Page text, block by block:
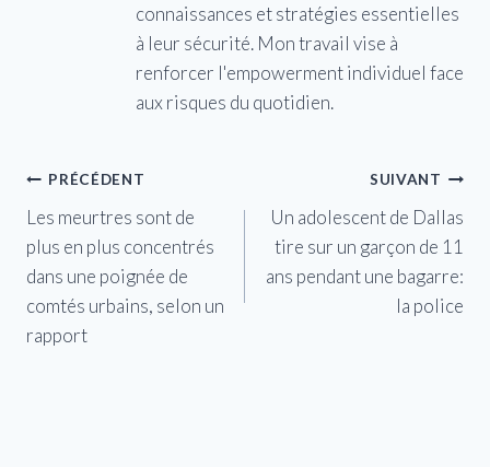
connaissances et stratégies essentielles
à leur sécurité. Mon travail vise à
renforcer l'empowerment individuel face
aux risques du quotidien.
Navigation
de
l’article
PRÉCÉDENT
Les meurtres sont de
plus en plus concentrés
dans une poignée de
comtés urbains, selon un
rapport
SUIVANT
Un adolescent de Dallas
tire sur un garçon de 11
ans pendant une bagarre:
la police